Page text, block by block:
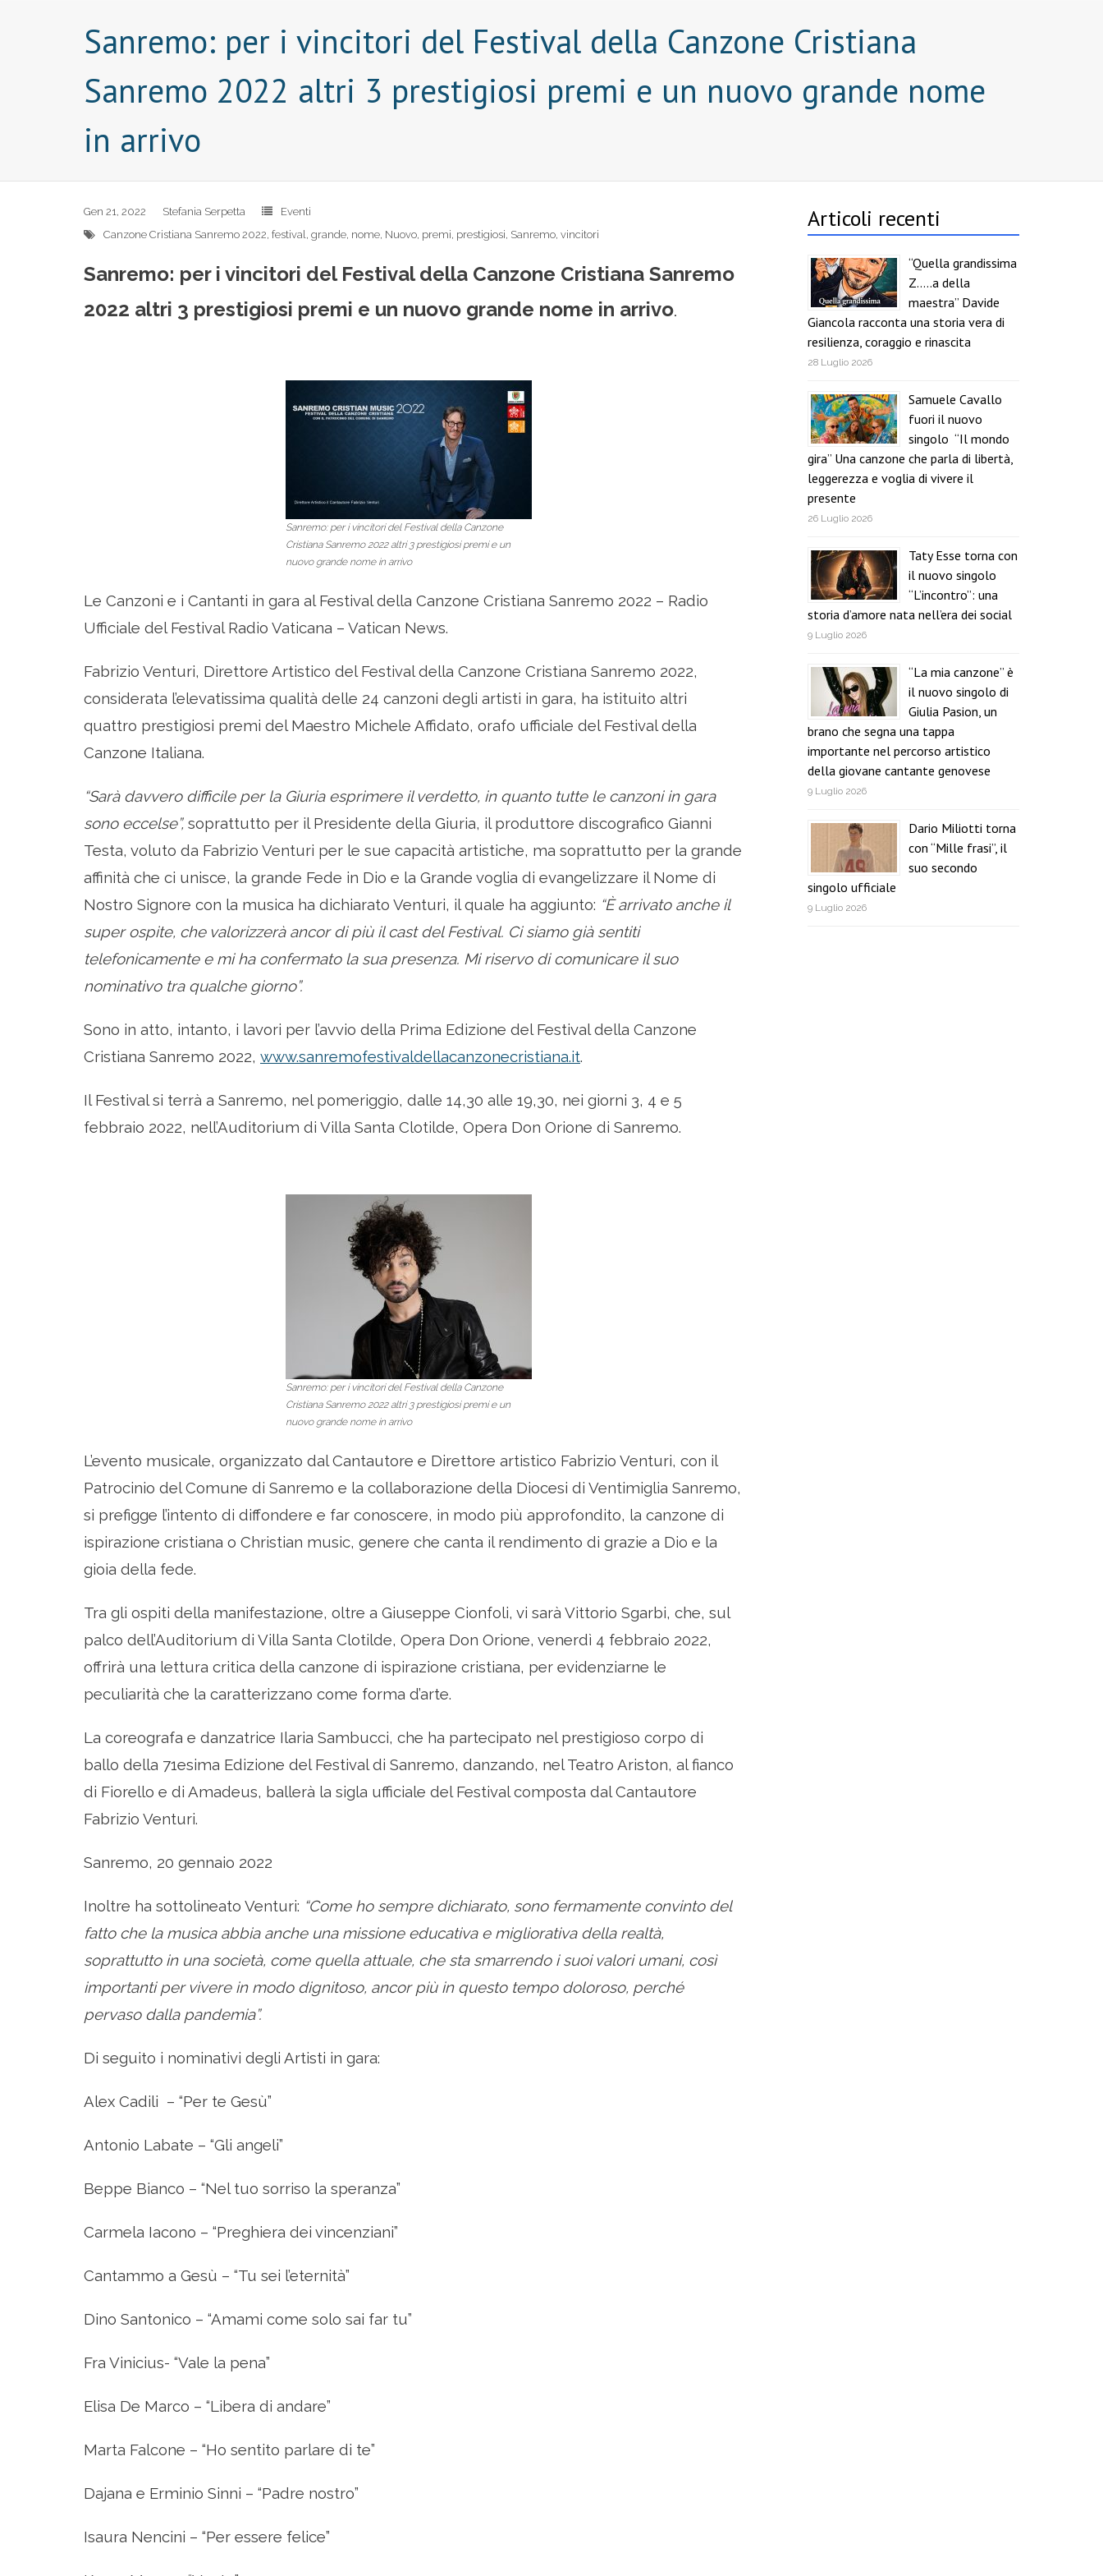
Sanremo: per i vincitori del Festival della Canzone Cristiana
Sanremo 2022 altri 3 prestigiosi premi e un nuovo grande nome
in arrivo
Gen 21, 2022 Stefania Serpetta
Eventi
Canzone Cristiana Sanremo 2022, festival, grande, nome, Nuovo, premi, prestigiosi, Sanremo, vincitori
Sanremo: per i vincitori del Festival della Canzone Cristiana Sanremo
2022 altri 3 prestigiosi premi e un nuovo grande nome in arrivo.
Sanremo: per i vincitori del Festival della Canzone
Cristiana Sanremo 2022 altri 3 prestigiosi premi e un
nuovo grande nome in arrivo
Le Canzoni e i Cantanti in gara al Festival della Canzone Cristiana Sanremo 2022 – Radio
Ufficiale del Festival Radio Vaticana – Vatican News.
Fabrizio Venturi, Direttore Artistico del Festival della Canzone Cristiana Sanremo 2022,
considerata l’elevatissima qualità delle 24 canzoni degli artisti in gara, ha istituito altri
quattro prestigiosi premi del Maestro Michele Affidato, orafo ufficiale del Festival della
Canzone Italiana.
“Sarà davvero difficile per la Giuria esprimere il verdetto, in quanto tutte le canzoni in gara
sono eccelse”, soprattutto per il Presidente della Giuria, il produttore discografico Gianni
Testa, voluto da Fabrizio Venturi per le sue capacità artistiche, ma soprattutto per la grande
affinità che ci unisce, la grande Fede in Dio e la Grande voglia di evangelizzare il Nome di
Nostro Signore con la musica ha dichiarato Venturi, il quale ha aggiunto: “È arrivato anche il
super ospite, che valorizzerà ancor di più il cast del Festival. Ci siamo già sentiti
telefonicamente e mi ha confermato la sua presenza. Mi riservo di comunicare il suo
nominativo tra qualche giorno”.
Sono in atto, intanto, i lavori per l’avvio della Prima Edizione del Festival della Canzone
Cristiana Sanremo 2022, www.sanremofestivaldellacanzonecristiana.it.
Il Festival si terrà a Sanremo, nel pomeriggio, dalle 14,30 alle 19,30, nei giorni 3, 4 e 5
febbraio 2022, nell’Auditorium di Villa Santa Clotilde, Opera Don Orione di Sanremo.
Sanremo: per i vincitori del Festival della Canzone
Cristiana Sanremo 2022 altri 3 prestigiosi premi e un
nuovo grande nome in arrivo
L’evento musicale, organizzato dal Cantautore e Direttore artistico Fabrizio Venturi, con il
Patrocinio del Comune di Sanremo e la collaborazione della Diocesi di Ventimiglia Sanremo,
si prefigge l’intento di diffondere e far conoscere, in modo più approfondito, la canzone di
ispirazione cristiana o Christian music, genere che canta il rendimento di grazie a Dio e la
gioia della fede.
Tra gli ospiti della manifestazione, oltre a Giuseppe Cionfoli, vi sarà Vittorio Sgarbi, che, sul
palco dell’Auditorium di Villa Santa Clotilde, Opera Don Orione, venerdì 4 febbraio 2022,
offrirà una lettura critica della canzone di ispirazione cristiana, per evidenziarne le
peculiarità che la caratterizzano come forma d’arte.
La coreografa e danzatrice Ilaria Sambucci, che ha partecipato nel prestigioso corpo di
ballo della 71esima Edizione del Festival di Sanremo, danzando, nel Teatro Ariston, al fianco
di Fiorello e di Amadeus, ballerà la sigla ufficiale del Festival composta dal Cantautore
Fabrizio Venturi.
Sanremo, 20 gennaio 2022
Inoltre ha sottolineato Venturi: “Come ho sempre dichiarato, sono fermamente convinto del
fatto che la musica abbia anche una missione educativa e migliorativa della realtà,
soprattutto in una società, come quella attuale, che sta smarrendo i suoi valori umani, così
importanti per vivere in modo dignitoso, ancor più in questo tempo doloroso, perché
pervaso dalla pandemia”.
Di seguito i nominativi degli Artisti in gara:
Alex Cadili – “Per te Gesù”
Antonio Labate – “Gli angeli”
Beppe Bianco – “Nel tuo sorriso la speranza”
Carmela Iacono – “Preghiera dei vincenziani”
Cantammo a Gesù – “Tu sei l’eternità”
Dino Santonico – “Amami come solo sai far tu”
Fra Vinicius- “Vale la pena”
Elisa De Marco – “Libera di andare”
Marta Falcone – “Ho sentito parlare di te”
Dajana e Erminio Sinni – “Padre nostro”
Isaura Nencini – “Per essere felice”
Articoli recenti
“Quella grandissima
Z…..a della
maestra” Davide
Giancola racconta una storia vera di
resilienza, coraggio e rinascita
28 Luglio 2026
Samuele Cavallo
fuori il nuovo
singolo “Il mondo
gira” Una canzone che parla di libertà,
leggerezza e voglia di vivere il
presente
26 Luglio 2026
Taty Esse torna con
il nuovo singolo
“L’incontro”: una
storia d’amore nata nell’era dei social
9 Luglio 2026
“La mia canzone” è
il nuovo singolo di
Giulia Pasion, un
brano che segna una tappa
importante nel percorso artistico
della giovane cantante genovese
9 Luglio 2026
Dario Miliotti torna
con “Mille frasi”, il
suo secondo
singolo ufficiale
9 Luglio 2026